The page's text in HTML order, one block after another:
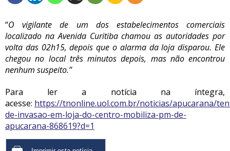
“O vigilante de um dos estabelecimentos comerciais
localizado na Avenida Curitiba chamou as autoridades por
volta das 02h15, depois que o alarma da loja disparou. Ele
chegou no local três minutos depois, mas não encontrou
nenhum suspeito.”
Para ler a notícia na íntegra,
acesse: https://tnonline.uol.com.br/noticias/apucarana/
de-invasao-em-loja-do-centro-mobiliza-pm-de-
apucarana-868619?d=1